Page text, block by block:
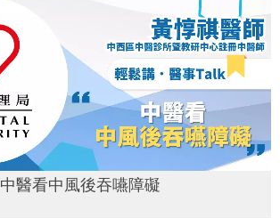
中醫看中風後吞嚥障礙